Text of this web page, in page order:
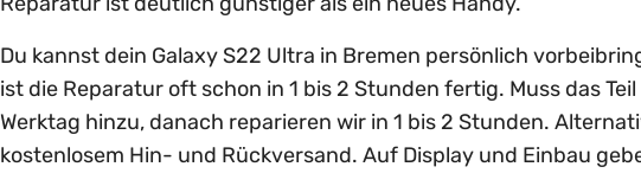
Du kannst dein Galaxy S22 Ultra in Bremen persönlich
ist die Reparatur oft schon in 1 bis 2 Stunden fertig. Muss das
Werktag hinzu, danach reparieren wir in 1 bis 2 Stunden.
kostenlosem Hin- und Rückversand. Auf Display und Einbau